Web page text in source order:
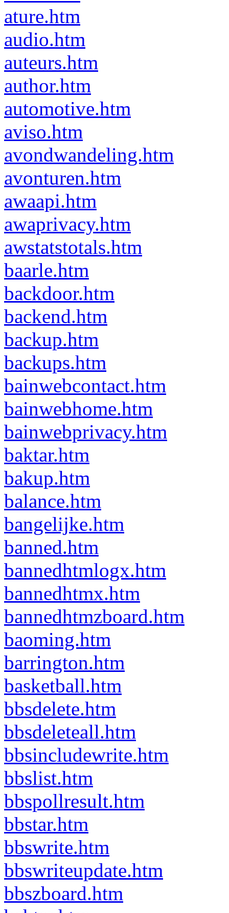
ature.htm
audio.htm
auteurs.htm
author.htm
automotive.htm
aviso.htm
avondwandeling.htm
avonturen.htm
awaapi.htm
awaprivacy.htm
awstatstotals.htm
baarle.htm
backdoor.htm
backend.htm
backup.htm
backups.htm
bainwebcontact.htm
bainwebhome.htm
bainwebprivacy.htm
baktar.htm
bakup.htm
balance.htm
bangelijke.htm
banned.htm
bannedhtmlogx.htm
bannedhtmx.htm
bannedhtmzboard.htm
baoming.htm
barrington.htm
basketball.htm
bbsdelete.htm
bbsdeleteall.htm
bbsincludewrite.htm
bbslist.htm
bbspollresult.htm
bbstar.htm
bbswrite.htm
bbswriteupdate.htm
bbszboard.htm